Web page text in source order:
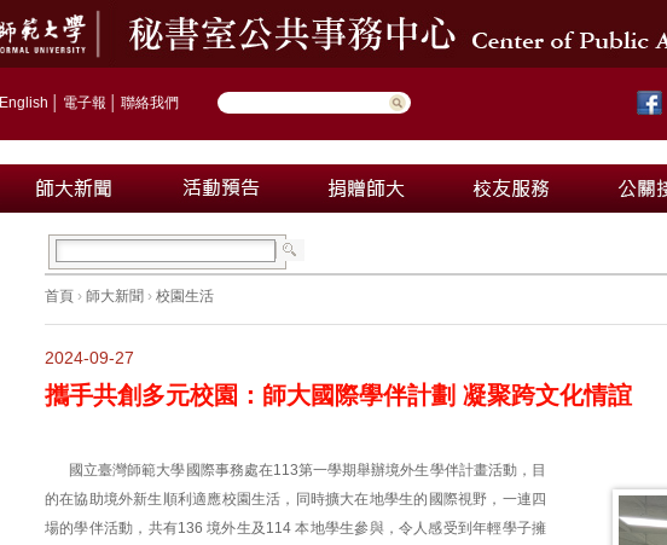
English 電子報 聯絡我們
首頁 › 師大新聞 › 校園生活
2024-09-27
攜手共創多元校園：師大國際學伴計劃 凝聚跨文化情誼
國立臺灣師範大學國際事務處在113第一學期舉辦境外生學伴計畫活動，目
的在協助境外新生順利適應校園生活，同時擴大在地學生的國際視野，一連四
場的學伴活動，共有136 境外生及114 本地學生參與，令人感受到年輕學子擁